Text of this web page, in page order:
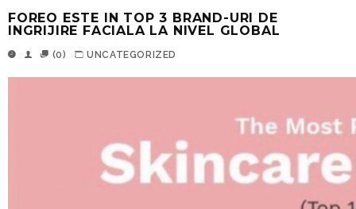
FOREO ESTE IN TOP 3 BRAND-URI DE
INGRIJIRE FACIALA LA NIVEL GLOBAL
(0) UNCATEGORIZED